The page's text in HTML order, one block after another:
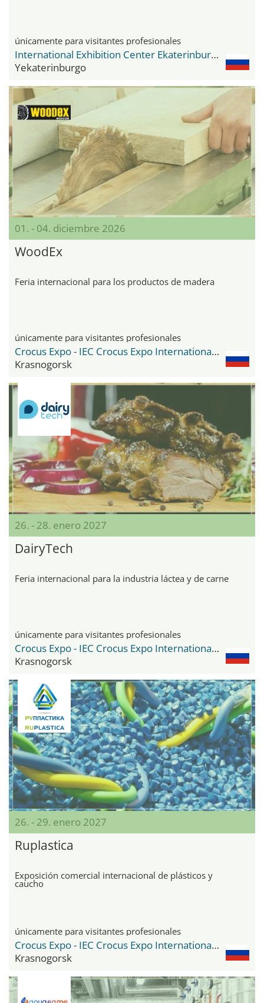
únicamente para visitantes profesionales
International Exhibition Center Ekaterinburg Expo
Yekaterinburgo
01. - 04. diciembre 2026
WoodEx
Feria internacional para los productos de madera
únicamente para visitantes profesionales
Crocus Expo - IEC Crocus Expo International Exhibition Centre
Krasnogorsk
26. - 28. enero 2027
DairyTech
Feria internacional para la industria láctea y de carne
únicamente para visitantes profesionales
Crocus Expo - IEC Crocus Expo International Exhibition Centre
Krasnogorsk
26. - 29. enero 2027
Ruplastica
Exposición comercial internacional de plásticos y
caucho
únicamente para visitantes profesionales
Crocus Expo - IEC Crocus Expo International Exhibition Centre
Krasnogorsk